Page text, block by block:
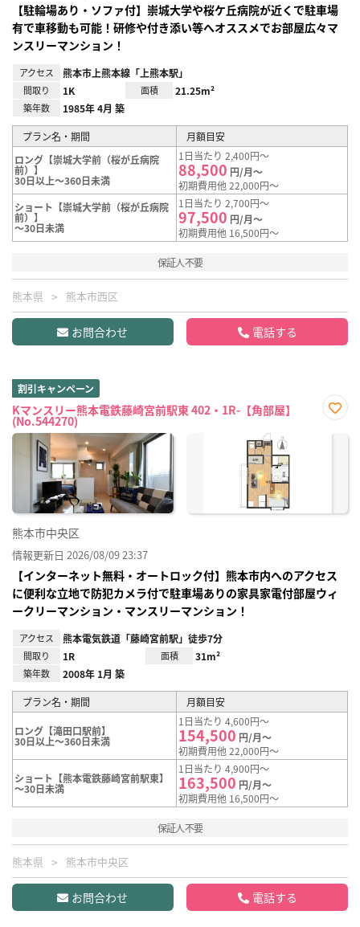
【駐輪場あり・ソファ付】崇城大学や桜ケ丘病院が近くで駐車場
有で車移動も可能！研修や付き添い等へオススメでお部屋広々マ
ンスリーマンション！
アクセス 熊本市上熊本線「上熊本駅」
間取り 1K 面積 21.25m²
築年数 1985年 4月 築
プラン名・期間
月額目安
ロング【崇城大学前（桜が丘病院
前）】
30日以上～360日未満
1日当たり 2,400円～
88,500 円/月～
初期費用他 22,000円～
ショート【崇城大学前（桜が丘病院
前）】
～30日未満
1日当たり 2,700円～
97,500 円/月～
初期費用他 16,500円～
保証人不要
熊本県 熊本市西区
お問合わせ 電話する
割引キャンペーン
Kマンスリー熊本電鉄藤崎宮前駅東 402・1R-【角部屋】
(No.544270)
に入
熊本市中央区
情報更新日 2026/08/09 23:37
【インターネット無料・オートロック付】熊本市内へのアクセス
に便利な立地で防犯カメラ付で駐車場ありの家具家電付部屋ウィ
ークリーマンション・マンスリーマンション！
アクセス 熊本電気鉄道「藤崎宮前駅」徒歩7分
間取り 1R 面積 31m²
築年数 2008年 1月 築
プラン名・期間 月額目安
ロング【滝田口駅前】
30日以上～360日未満
1日当たり 4,600円～
154,500 円/月～
初期費用他 22,000円～
ショート【熊本電鉄藤崎宮前駅東】
～30日未満
1日当たり 4,900円～
163,500 円/月～
初期費用他 16,500円～
保証人不要
熊本県 熊本市中央区
お問合わせ 電話する